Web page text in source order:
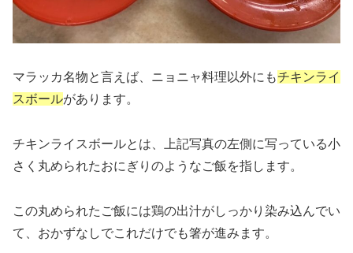
マラッカ名物と言えば、ニョニャ料理以外にもチキンライ
スボールがあります。
チキンライスボールとは、上記写真の左側に写っている小
さく丸められたおにぎりのようなご飯を指します。
この丸められたご飯には鶏の出汁がしっかり染み込んでい
て、おかずなしでこれだけでも箸が進みます。